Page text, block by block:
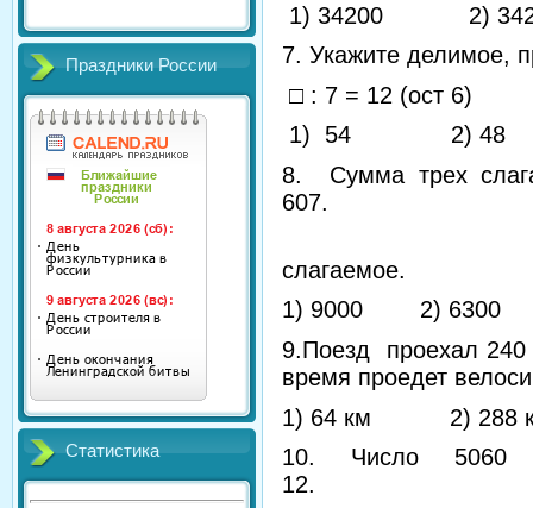
Праздники России
Статистика
1) 34200 2)
7. Укажите делимое,
□ : 7 = 12
1) 54 2) 48
8. Сумма трех
607.
1) 9000 2)
9.Поезд проехал
время проедет
1) 64 км 2)
10. Число 5060